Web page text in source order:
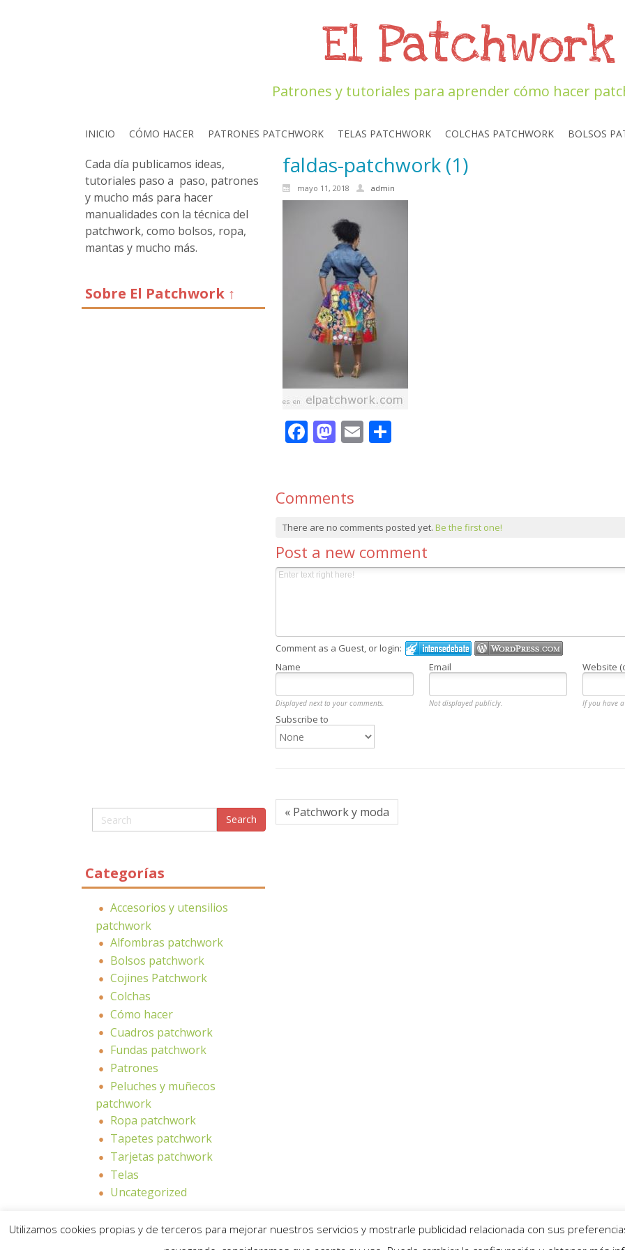
El Patchwork
Patrones y tutoriales para aprender cómo hacer
INICIO CÓMO HACER PATRONES PATCHWORK TELAS PATCHWORK COLCHAS PATCHWORK BOLSOS
Cada día publicamos ideas,
tutoriales paso a paso, patrones
y mucho más para hacer
manualidades con la técnica del
patchwork, como bolsos, ropa,
mantas y mucho más.
Sobre El Patchwork ↑
Categorías
Accesorios y utensilios
patchwork
Alfombras patchwork
Bolsos patchwork
Cojines Patchwork
Colchas
Cómo hacer
Cuadros patchwork
Fundas patchwork
Patrones
Peluches y muñecos
patchwork
Ropa patchwork
Tapetes patchwork
Tarjetas patchwork
Telas
Uncategorized
faldas-patchwork (1)
mayo 11, 2018 admin
Facebook
Mastodon
EmailCompartir
Comments
There are no comments posted yet. Be the first one!
Post a new comment
Comment as a Guest, or login:
Name
Email Website
Displayed next to your comments. Not displayed publicly.
If you have
Subscribe to
« Patchwork y moda
Utilizamos cookies propias y de terceros para mejorar nuestros servicios y mostrarle publicidad relacionada con sus